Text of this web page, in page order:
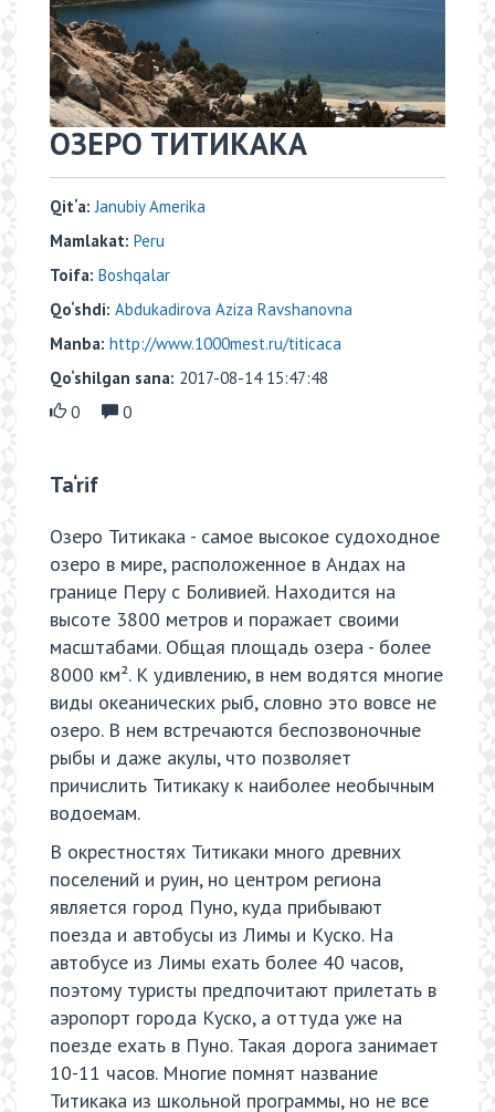
​​ОЗЕРО ТИТИКАКА
Qit‘a: Janubiy Amerika
Mamlakat: Peru
Toifa: Boshqalar
Qo‘shdi: Abdukadirova Aziza Ravshanovna
Manba: http://www.1000mest.ru/titicaca
Qo‘shilgan sana: 2017-08-14 15:47:48
0
0
Ta‘rif
Озеро Титикака - самое высокое судоходное
озеро в мире, расположенное в Андах на
границе Перу с Боливией. Находится на
высоте 3800 метров и поражает своими
масштабами. Общая площадь озера - более
8000 км². К удивлению, в нем водятся многие
виды океанических рыб, словно это вовсе не
озеро. В нем встречаются беспозвоночные
рыбы и даже акулы, что позволяет
причислить Титикаку к наиболее необычным
водоемам.
В окрестностях Титикаки много древних
поселений и руин, но центром региона
является город Пуно, куда прибывают
поезда и автобусы из Лимы и Куско. На
автобусе из Лимы ехать более 40 часов,
поэтому туристы предпочитают прилетать в
аэропорт города Куско, а оттуда уже на
поезде ехать в Пуно. Такая дорога занимает
10-11 часов. Многие помнят название
Титикака из школьной программы, но не все